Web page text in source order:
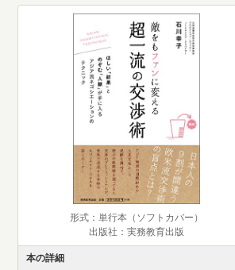
形式：単行本（ソフトカバー）
出版社：実務教育出版
本の詳細